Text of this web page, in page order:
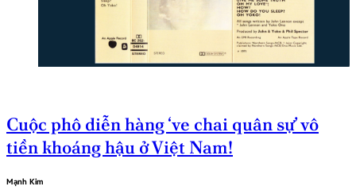
Cuộc phô diễn hàng ‘ve chai quân sự’ vô
tiền khoáng hậu ở Việt Nam!
Mạnh Kim